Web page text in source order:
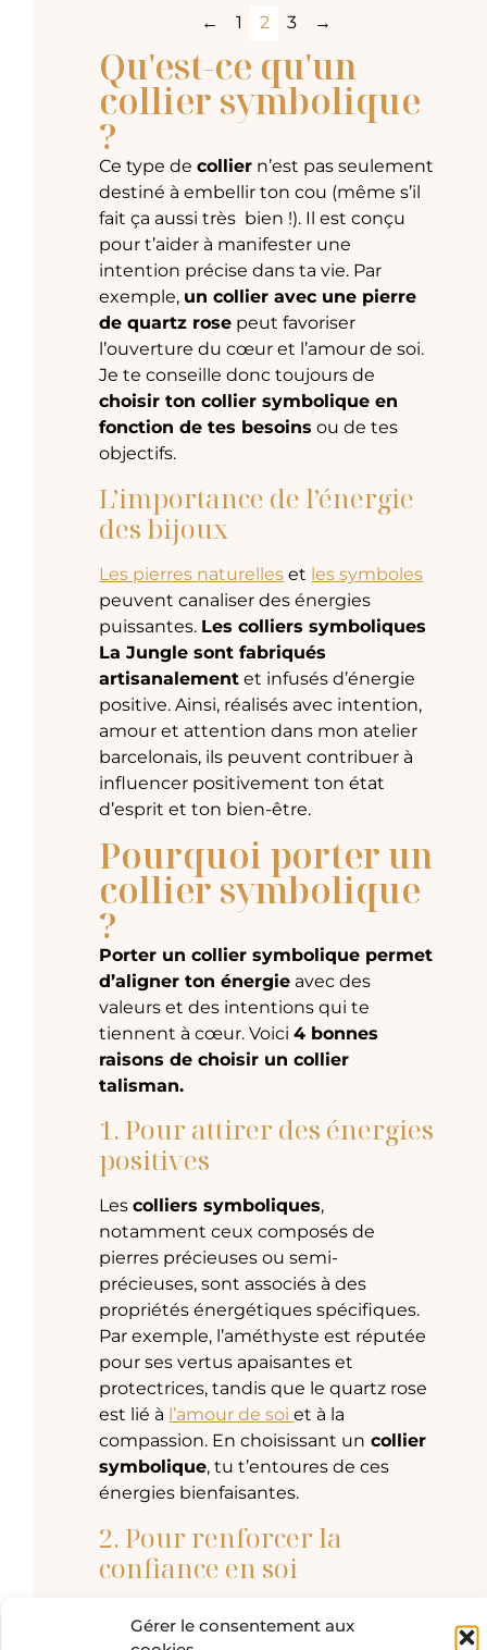
Gérer le consentement aux
← 1 2 3 →
Qu'est-ce qu'un
collier symbolique
?
Ce type decollier n’est pas seulement
destiné à embellir ton cou (même s’il
fait ça aussi très bien !). Il est conçu
pour t’aider à manifester une
intention précise dans ta vie. Par
exemple, un collier avec une pierre
de quartz rose peut favoriser
l’ouverture du cœur et l’amour de soi.
Je te conseille donc toujours de
choisir ton collier symbolique en
fonction de tes besoins ou de tes
objectifs.
L’importance de l’énergie
des bijoux
Les pierres naturelles et les symboles
peuvent canaliser des énergies
puissantes. Les colliers symboliques
La Jungle sont fabriqués
artisanalement et infusés d’énergie
positive. Ainsi, réalisés avec intention,
amour et attention dans mon atelier
barcelonais, ils peuvent contribuer à
influencer positivement ton état
d’esprit et ton bien-être.
Pourquoi porter un
collier symbolique
?
Porter un collier symbolique permet
d’aligner ton énergie avec des
valeurs et des intentions qui te
tiennent à cœur. Voici4 bonnes
raisons de choisir un collier
talisman.
1. Pour attirer des énergies
positives
Lescolliers symboliques,
notamment ceux composés de
pierres précieuses ou semi-
précieuses, sont associés à des
propriétés énergétiques spécifiques.
Par exemple, l’améthyste est réputée
pour ses vertus apaisantes et
protectrices, tandis que le quartz rose
est lié à l’amour de soiet à la
compassion. En choisissant un collier
symbolique, tu t’entoures de ces
énergies bienfaisantes.
2. Pour renforcer la
confiance en soi
agir comme des rappels constants de